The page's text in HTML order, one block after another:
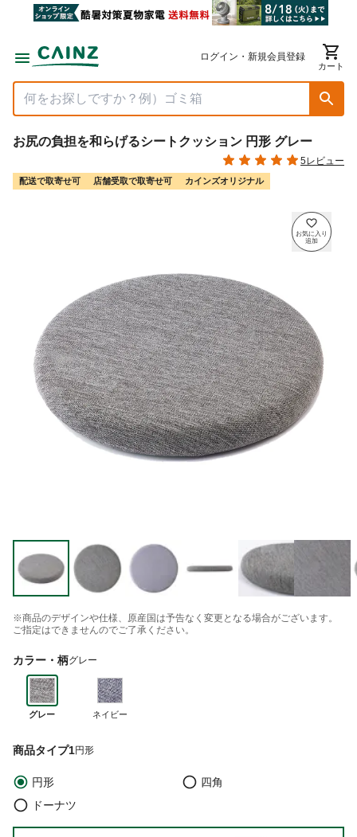
ログイン・新規会員登録
カート
お尻の負担を和らげるシートクッション 円形 グレー
5レビュー
配送で取寄せ可 店舗受取で取寄せ可 カインズオリジナル
※商品のデザインや仕様、原産国は予告なく変更となる場合がございます。
ご指定はできませんのでご了承ください。
カラー・柄グレー
グレー ネイビー
商品タイプ1円形
円形
四角
ドーナツ